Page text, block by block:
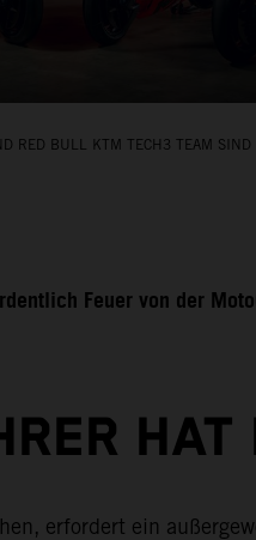
RED BULL KTM TECH3 TEAM
Feuer von der
erfordert ein